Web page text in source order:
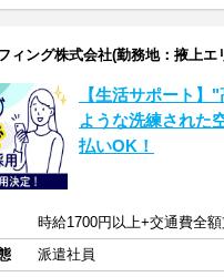
ィング株式会社(勤務地：掖上エ
【生活サポート】
ような洗練された
払いOK！
時給1700円以上+交通費全
派遣社員